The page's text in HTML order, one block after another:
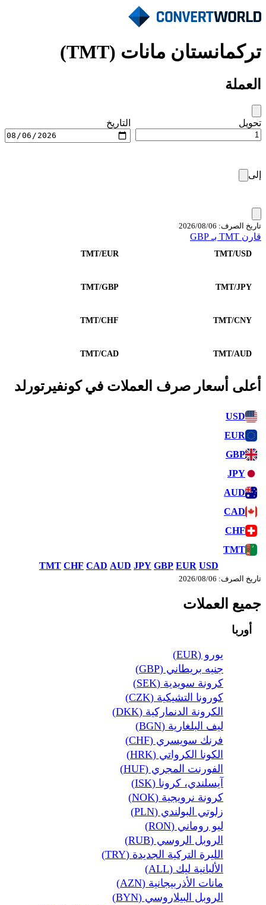
تركمانستان مانات (TMT)
العملة
تحويل التاريخ
إلى
تاريخ الصرف: 06‏/08‏/2026
قارن TMT بـ GBP
TMT/USD
TMT/EUR
TMT/JPY
TMT/GBP
TMT/CNY
TMT/CHF
TMT/AUD
TMT/CAD
أعلى أسعار صرف العملات في كونفيرتورلد
USD
EUR
GBP
JPY
AUD
CAD
CHF
TMT
USD
EUR
GBP
JPY
AUD
CAD
CHF
TMT
تاريخ الصرف: 06‏/08‏/2026
جميع العملات
أوربا
يورو (EUR)
جنيه بريطاني (GBP)
كرونة سويدية (SEK)
كورونا التشيكية (CZK)
الكرونة الدنماركية (DKK)
ليف البلغارية (BGN)
فرنك سويسري (CHF)
الكونا الكرواتي (HRK)
الفورنت المجري (HUF)
آيسلندي، كرونا (ISK)
كرونة نرويجية (NOK)
زلوتي البولندي (PLN)
ليو روماني (RON)
الروبل الروسي (RUB)
الليرة التركية الجديدة (TRY)
الألبانية ليك (ALL)
مانات الأذربيجانية (AZN)
الروبل البيلاروسي (BYN)